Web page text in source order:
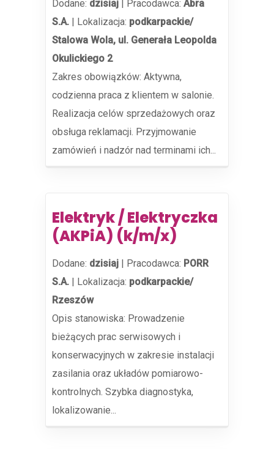
Dodane: dzisiaj Pracodawca: Abra
S.A. | Lokalizacja: podkarpackie/
Stalowa Wola, ul. Generała Leopolda
Okulickiego 2
Zakres obowiązków: Aktywna,
codzienna praca z klientem w salonie.
Realizacja celów sprzedażowych oraz
obsługa reklamacji. Przyjmowanie
zamówień i nadzór nad terminami ich...
Elektryk / Elektryczka
(AKPiA) (k/m/x)
Dodane: dzisiaj | Pracodawca: PORR
S.A. | Lokalizacja: podkarpackie/
Rzeszów
Opis stanowiska: Prowadzenie
bieżących prac serwisowych i
konserwacyjnych w zakresie instalacji
zasilania oraz układów pomiarowo-
kontrolnych. Szybka diagnostyka,
lokalizowanie...